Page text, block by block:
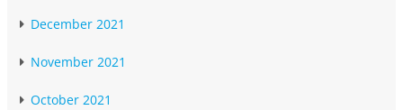
December 2021
November 2021
October 2021